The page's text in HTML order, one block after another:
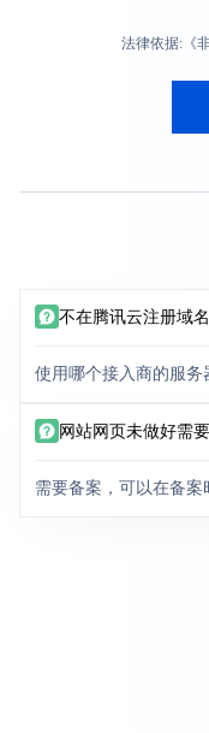
法律依据:《
不在腾讯云注册域
使用哪个接入商的服
网站网页未做好需
需要备案，可以在备案